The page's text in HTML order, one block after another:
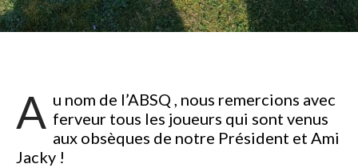
A u nom de l’ABSQ , nous remercions avec
ferveur tous les joueurs qui sont venus
aux obsèques de notre Président et Ami
Jacky !